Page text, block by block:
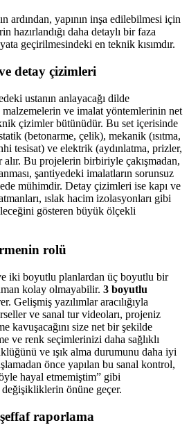
ardından, yapının inşa edilebilmesi için
hazırlandığı daha detaylı bir faza
geçirilmesindeki en teknik kısımdır.
detay çizimleri
ustanın anlayacağı dilde
malzemelerin ve imalat yöntemlerinin net
çizimler bütünüdür. Bu set içerisinde
(betonarme, çelik), mekanik (ısıtma,
tesisat) ve elektrik (aydınlatma, prizler,
alır. Bu projelerin birbiriyle çakışmadan,
şantiyedeki imalatların sorunsuz
mühimdir. Detay çizimleri ise kapı ve
ıslak hacim izolasyonları gibi
gösteren büyük ölçekli
rolü
iki boyutlu planlardan üç boyutlu bir
kolay olmayabilir. 3 boyutlu
Gelişmiş yazılımlar aracılığıyla
ve sanal tur videoları, projeniz
kavuşacağını size net bir şekilde
ve renk seçimlerinizi daha sağlıklı
ve ışık alma durumunu daha iyi
önce yapılan bu sanal kontrol,
hayal etmemiştim” gibi
önüne geçer.
raporlama